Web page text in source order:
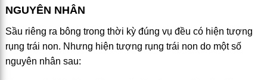
NGUYÊN NHÂN
Sầu riêng ra bông trong thời kỳ đúng vụ đều có hiện tượng
rụng trái non. Nhưng hiện tượng rụng trái non do một số
nguyên nhân sau: